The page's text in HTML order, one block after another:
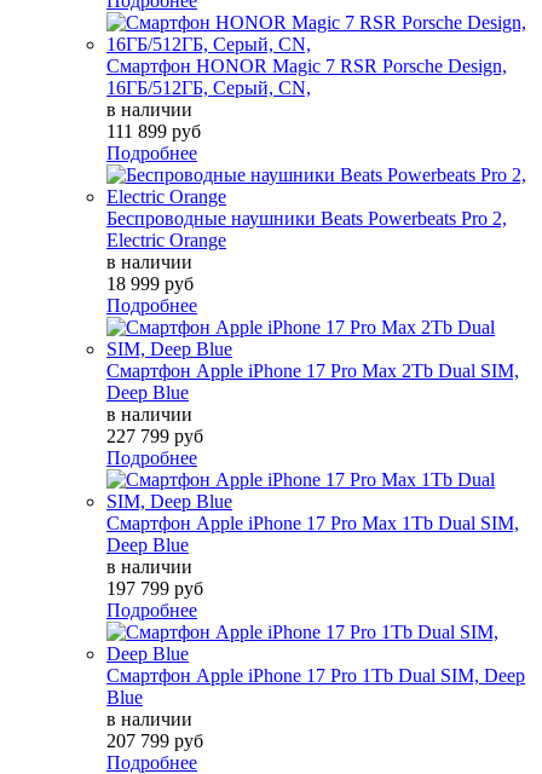
Смартфон HONOR Magic 7 RSR Porsche Design,
16ГБ/512ГБ, Серый, СN,
в наличии
111 899 руб
Подробнее
Беспроводные наушники Beats Powerbeats Pro 2,
Electric Orange
в наличии
18 999 руб
Подробнее
Смартфон Apple iPhone 17 Pro Max 2Tb Dual SIM,
Deep Blue
в наличии
227 799 руб
Подробнее
Смартфон Apple iPhone 17 Pro Max 1Tb Dual SIM,
Deep Blue
в наличии
197 799 руб
Подробнее
Смартфон Apple iPhone 17 Pro 1Tb Dual SIM, Deep
Blue
в наличии
207 799 руб
Подробнее